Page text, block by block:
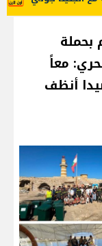
معاً
أنظف